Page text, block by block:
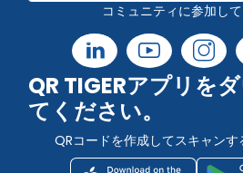
コミュニティに参加して
QR TIGERアプリを
てください。
QRコードを作成してスキャンす